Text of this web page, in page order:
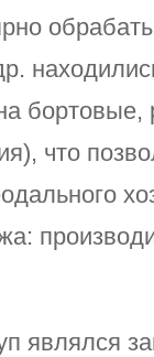
что
являлся